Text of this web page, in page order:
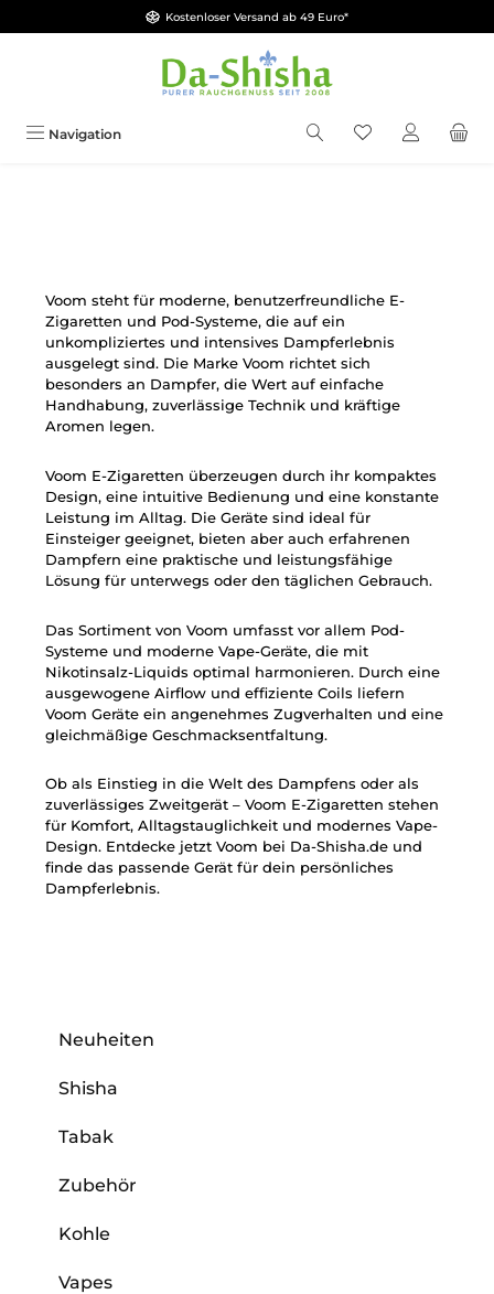
Zum Hauptinhalt springenKostenloser Versand ab 49 Euro*
Navigation Du hast 0
Voom steht für moderne, benutzerfreundliche E-
Zigaretten und Pod-Systeme, die auf ein
unkompliziertes und intensives Dampferlebnis
ausgelegt sind. Die Marke Voom richtet sich
besonders an Dampfer, die Wert auf einfache
Handhabung, zuverlässige Technik und kräftige
Aromen legen.
Voom E-Zigaretten überzeugen durch ihr kompaktes
Design, eine intuitive Bedienung und eine konstante
Leistung im Alltag. Die Geräte sind ideal für
Einsteiger geeignet, bieten aber auch erfahrenen
Dampfern eine praktische und leistungsfähige
Lösung für unterwegs oder den täglichen Gebrauch.
Das Sortiment von Voom umfasst vor allem Pod-
Systeme und moderne Vape-Geräte, die mit
Nikotinsalz-Liquids optimal harmonieren. Durch eine
ausgewogene Airflow und effiziente Coils liefern
Voom Geräte ein angenehmes Zugverhalten und eine
gleichmäßige Geschmacksentfaltung.
Ob als Einstieg in die Welt des Dampfens oder als
zuverlässiges Zweitgerät – Voom E-Zigaretten stehen
für Komfort, Alltagstauglichkeit und modernes Vape-
Design. Entdecke jetzt Voom bei Da-Shisha.de und
finde das passende Gerät für dein persönliches
Dampferlebnis.
Neuheiten
Shisha
Tabak
Zubehör
Kohle
Vapes